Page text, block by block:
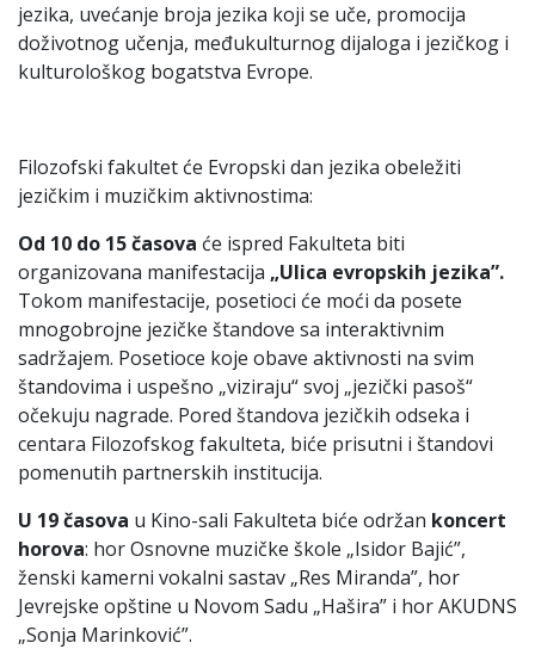
jezika, uvećanje broja jezika koji se uče, promocija
doživotnog učenja, međukulturnog dijaloga i jezičkog i
kulturološkog bogatstva Evrope.
Filozofski fakultet će Evropski dan jezika obeležiti
jezičkim i muzičkim aktivnostima:
Od 10 do 15 časova će ispred Fakulteta biti
organizovana manifestacija „Ulica evropskih jezika”.
Tokom manifestacije, posetioci će moći da posete
mnogobrojne jezičke štandove sa interaktivnim
sadržajem. Posetioce koje obave aktivnosti na svim
štandovima i uspešno „viziraju“ svoj „jezički pasoš“
očekuju nagrade. Pored štandova jezičkih odseka i
centara Filozofskog fakulteta, biće prisutni i štandovi
pomenutih partnerskih institucija.
U 19 časova u Kino-sali Fakulteta biće održan koncert
horova: hor Osnovne muzičke škole „Isidor Bajić”,
ženski kamerni vokalni sastav „Res Miranda”, hor
Jevrejske opštine u Novom Sadu „Hašira” i hor AKUDNS
„Sonja Marinković”.